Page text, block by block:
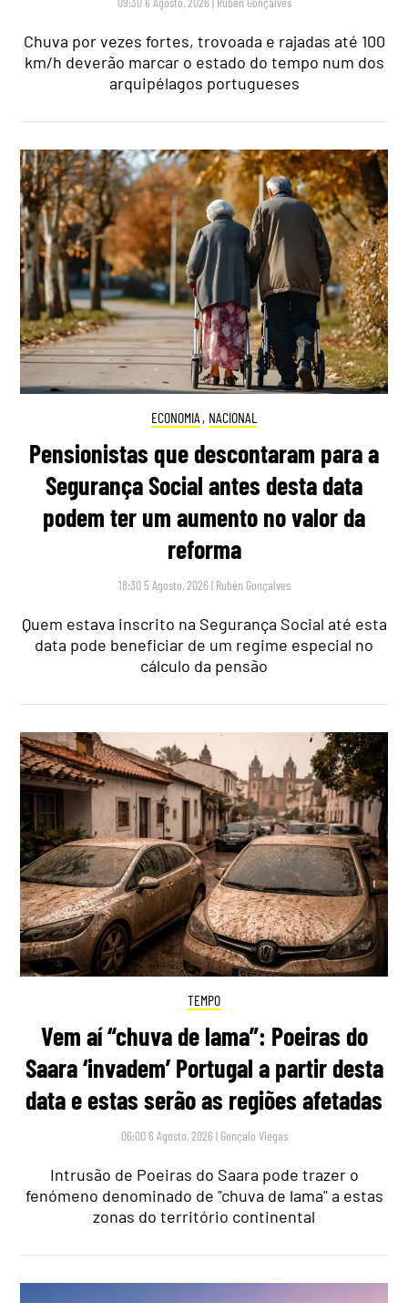
Chuva por vezes fortes, trovoada e rajadas até 100
km/h deverão marcar o estado do tempo num dos
arquipélagos portugueses
ECONOMIA , NACIONAL
Pensionistas que descontaram para a
Segurança Social antes desta data
podem ter um aumento no valor da
reforma
18:30 5 Agosto, 2026 | Rubén Gonçalves
Quem estava inscrito na Segurança Social até esta
data pode beneficiar de um regime especial no
cálculo da pensão
TEMPO
Vem aí “chuva de lama”: Poeiras do
Saara ‘invadem’ Portugal a partir desta
data e estas serão as regiões afetadas
06:00 6 Agosto, 2026 | Gonçalo Viegas
Intrusão de Poeiras do Saara pode trazer o
fenómeno denominado de "chuva de lama" a estas
zonas do território continental